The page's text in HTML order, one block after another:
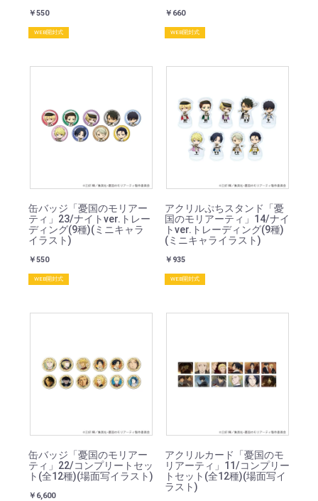
￥550
WEB開封式
￥660
WEB開封式
缶バッジ「憂国のモリアー
ティ」23/ナイトver.トレー
ディング(9種)(ミニキャラ
イラスト)
￥550
WEB開封式
アクリルぷちスタンド「憂
国のモリアーティ」14/ナイ
トver.トレーディング(9種)
(ミニキャライラスト)
￥935
WEB開封式
缶バッジ「憂国のモリアー
ティ」22/コンプリートセッ
ト(全12種)(場面写イラスト)
￥6,600
アクリルカード「憂国のモ
リアーティ」11/コンプリー
トセット(全12種)(場面写イ
ラスト)